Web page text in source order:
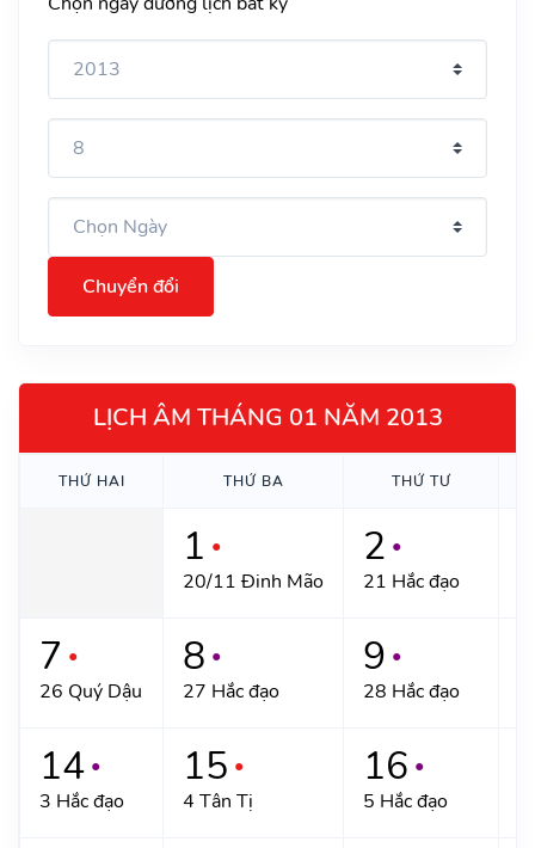
Chuyển đổi
LỊCH ÂM THÁNG 01 NĂM 2013
THỨ HAI THỨ BA THỨ TƯ
1 ●
20/11 Đinh Mão
2 ●
21 Hắc đạo
7 ●
26 Quý Dậu
8 ●
27 Hắc đạo
9 ●
28 Hắc đạo
14 ●
3 Hắc đạo
15 ●
4 Tân Tị
16 ●
5 Hắc đạo